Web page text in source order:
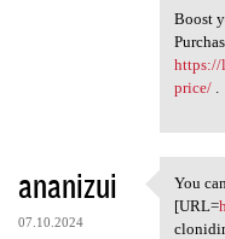
Boost
https://
price/.
ananizui
07.10.2024
You
You
[URL=